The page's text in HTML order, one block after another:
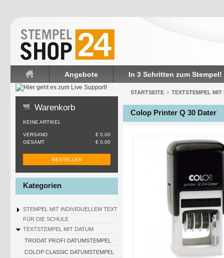
Startseite
Angebote In 3 Schritten zum Stempel!
Warenkorb
KEINE ARTIKEL
VERSAND
€ 0,00
GESAMT
€ 0,00
BESTELLEN
Kategorien
STEMPEL MIT INDIVIDUELLEM TEXT
FÜR DIE SCHULE
TEXTSTEMPEL MIT DATUM
TRODAT PROFI DATUMSTEMPEL
COLOP CLASSIC DATUMSTEMPEL
STARTSEITE > TEXTSTEMPEL MIT
Colop Printer Q 30 Dater